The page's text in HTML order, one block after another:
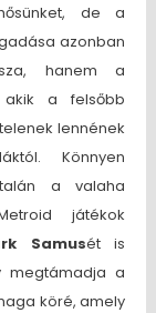
de a
azonban
hanem a
akik a felsőbb
lennének
Könnyen
a valaha
játékok
Samusét is
megtámadja a
köré, amely